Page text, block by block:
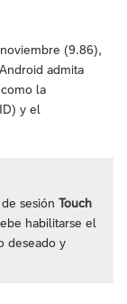
(9.86),
admita
la
y el
de sesiónTouch
habilitarse el
deseado y